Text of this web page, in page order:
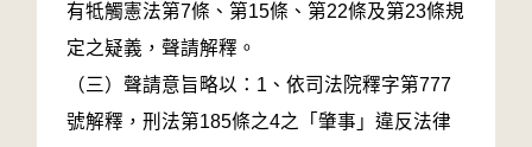
有牴觸憲法第7條、第15條、第22條及第23條規
定之疑義，聲請解釋。
（三）聲請意旨略以：1、依司法院釋字第777
號解釋，刑法第185條之4之「肇事」違反法律